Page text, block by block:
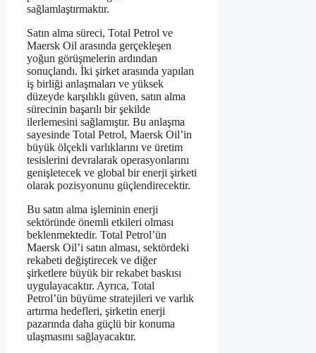
sağlamlaştırmaktır.
Satın alma süreci, Total Petrol ve
Maersk Oil arasında gerçekleşen
yoğun görüşmelerin ardından
sonuçlandı. İki şirket arasında yapılan
iş birliği anlaşmaları ve yüksek
düzeyde karşılıklı güven, satın alma
sürecinin başarılı bir şekilde
ilerlemesini sağlamıştır. Bu anlaşma
sayesinde Total Petrol, Maersk Oil’in
büyük ölçekli varlıklarını ve üretim
tesislerini devralarak operasyonlarını
genişletecek ve global bir enerji şirketi
olarak pozisyonunu güçlendirecektir.
Bu satın alma işleminin enerji
sektöründe önemli etkileri olması
beklenmektedir. Total Petrol’ün
Maersk Oil’i satın alması, sektördeki
rekabeti değiştirecek ve diğer
şirketlere büyük bir rekabet baskısı
uygulayacaktır. Ayrıca, Total
Petrol’ün büyüme stratejileri ve varlık
artırma hedefleri, şirketin enerji
pazarında daha güçlü bir konuma
ulaşmasını sağlayacaktır.